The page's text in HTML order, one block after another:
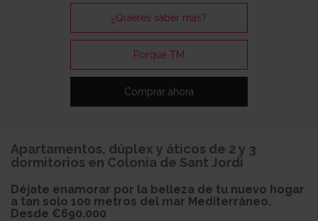
¿Quieres saber más?
Porqué TM
Comprar ahora
Apartamentos, dúplex y áticos de 2 y 3
dormitorios en Colonia de Sant Jordi
Déjate enamorar por la belleza de tu nuevo hogar
a tan solo 100 metros del mar Mediterráneo.
Desde €690.000